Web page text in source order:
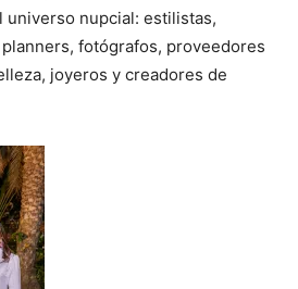
universo nupcial: estilistas,
fotógrafos, proveedores
joyeros y creadores de